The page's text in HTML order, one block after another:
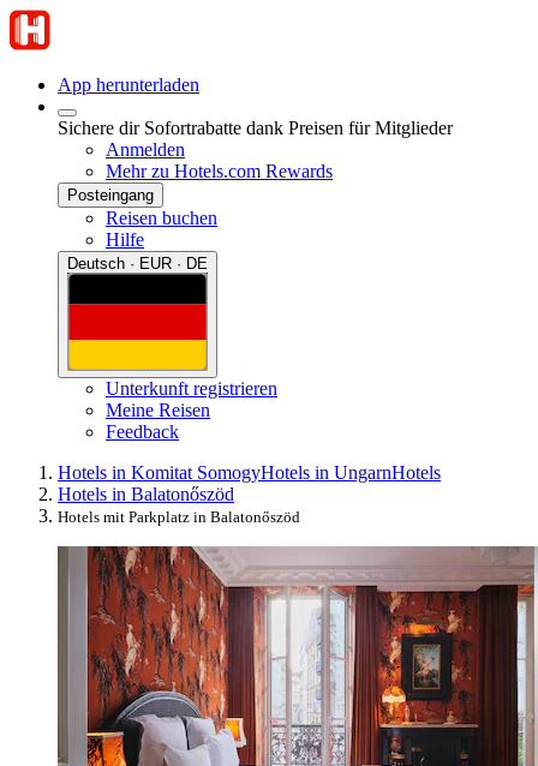
App herunterladen
Sichere dir Sofortrabatte dank Preisen für Mitglieder
Anmelden
Mehr zu Hotels.com Rewards
Posteingang
Reisen buchen
Hilfe
Deutsch · EUR · DE
Unterkunft registrieren
Meine Reisen
Feedback
Hotels in Komitat SomogyHotels in UngarnHotels
Hotels in Balatonőszöd
Hotels mit Parkplatz in Balatonőszöd